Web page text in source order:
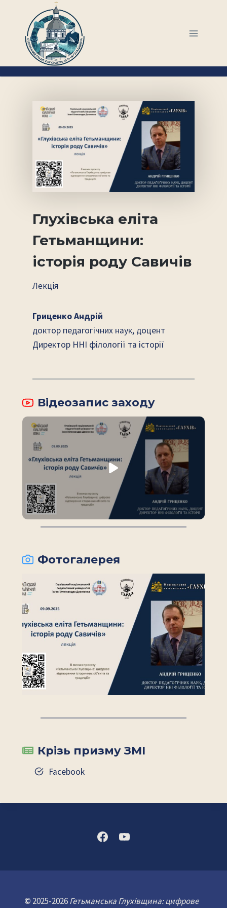
Глухівська еліта
Гетьманщини:
історія роду Савичів
Лекція
Гриценко Андрій
доктор педагогічних наук, доцент
Директор ННІ філології та історії
Відеозапис заходу
Фотогалерея
Крізь призму ЗМІ
Facebook
© 2025-2026Гетьманська Глухівщина: цифрове